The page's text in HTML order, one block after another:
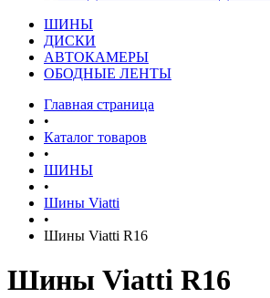
ШИНЫ
ДИСКИ
АВТОКАМЕРЫ
ОБОДНЫЕ ЛЕНТЫ
Главная страница
•
Каталог товаров
•
ШИНЫ
•
Шины Viatti
•
Шины Viatti R16
Шины Viatti R16